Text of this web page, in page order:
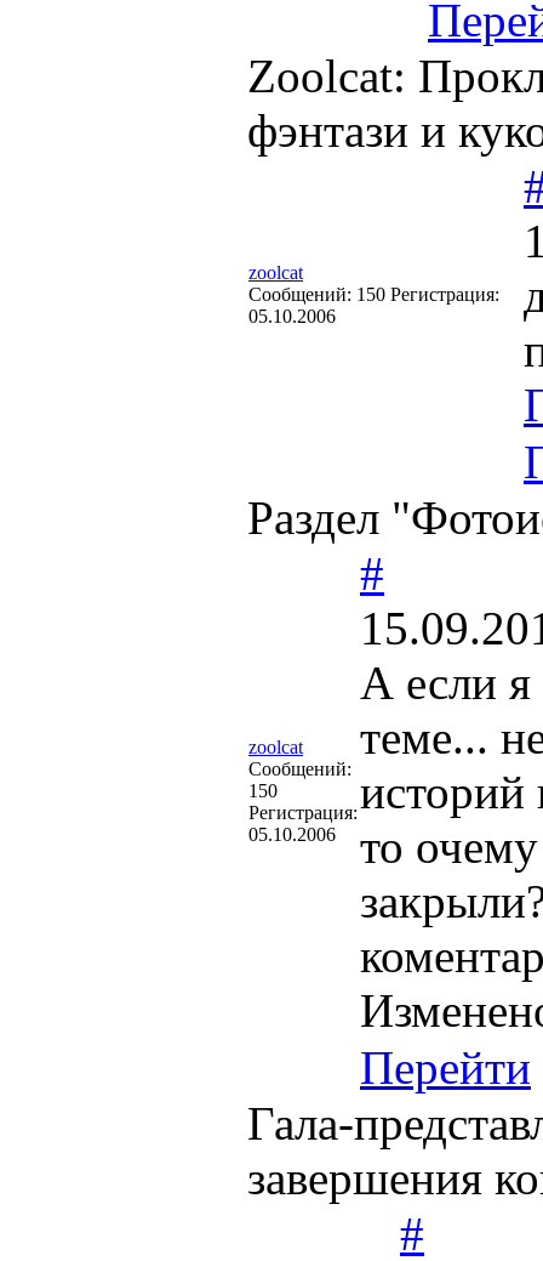
Zoolcat:
фэнтази и
zoolcat
Cообщений: 150 Регистрация:
05.10.2006
Раздел
zoolcat
Cообщений:
150
Регистрация:
05.10.2006
#
А если
теме...
историй
то
Перейти
Гала-
завершения
#